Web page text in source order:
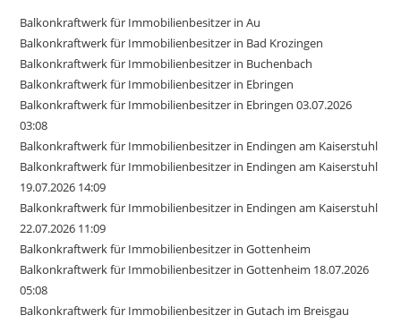
Balkonkraftwerk für Immobilienbesitzer in Au
Balkonkraftwerk für Immobilienbesitzer in Bad Krozingen
Balkonkraftwerk für Immobilienbesitzer in Buchenbach
Balkonkraftwerk für Immobilienbesitzer in Ebringen
Balkonkraftwerk für Immobilienbesitzer in Ebringen 03.07.2026
03:08
Balkonkraftwerk für Immobilienbesitzer in Endingen am Kaiserstuhl
Balkonkraftwerk für Immobilienbesitzer in Endingen am Kaiserstuhl
19.07.2026 14:09
Balkonkraftwerk für Immobilienbesitzer in Endingen am Kaiserstuhl
22.07.2026 11:09
Balkonkraftwerk für Immobilienbesitzer in Gottenheim
Balkonkraftwerk für Immobilienbesitzer in Gottenheim 18.07.2026
05:08
Balkonkraftwerk für Immobilienbesitzer in Gutach im Breisgau